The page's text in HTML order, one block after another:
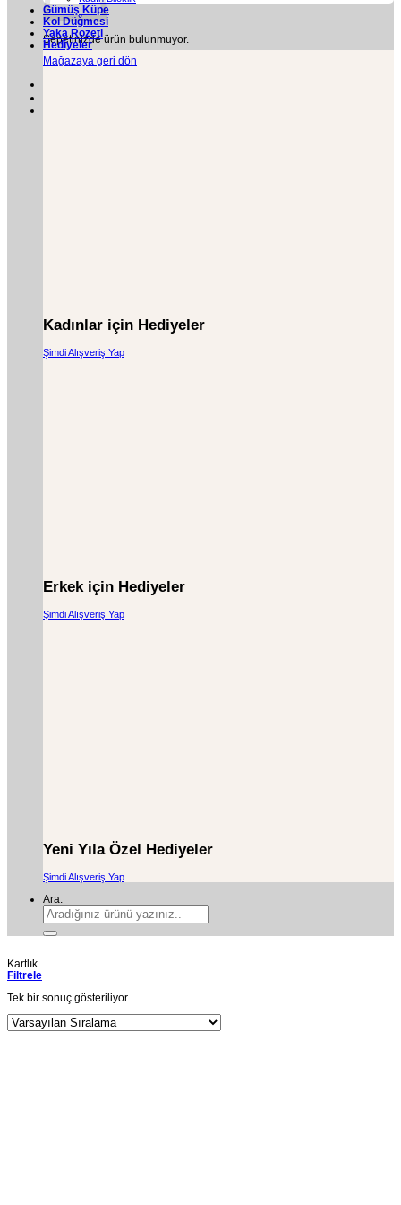
Sepetinizde ürün bulunmuyor.
Mağazaya geri dön
Gümüş Küpe
Kol Düğmesi
Yaka Rozeti
Hediyeler
Kadınlar için Hediyeler
Şimdi Alışveriş Yap
Erkek için Hediyeler
Şimdi Alışveriş Yap
Yeni Yıla Özel Hediyeler
Şimdi Alışveriş Yap
Ara:
Kartlık
Filtrele
Tek bir sonuç gösteriliyor